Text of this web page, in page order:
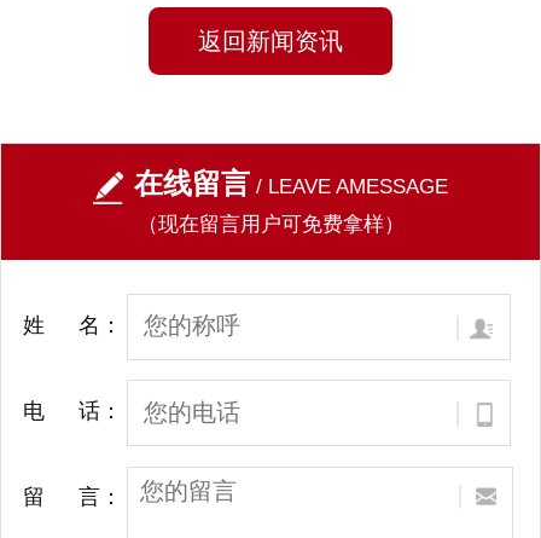
返回新闻资讯
在线留言 / LEAVE AMESSAGE
（现在留言用户可免费拿样）
姓 名：
电 话：
留 言：